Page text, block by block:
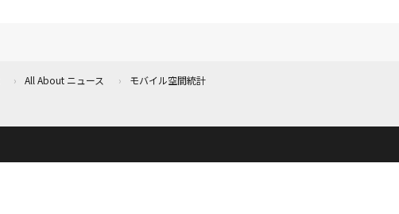
All About ニュース
モバイル空間統計